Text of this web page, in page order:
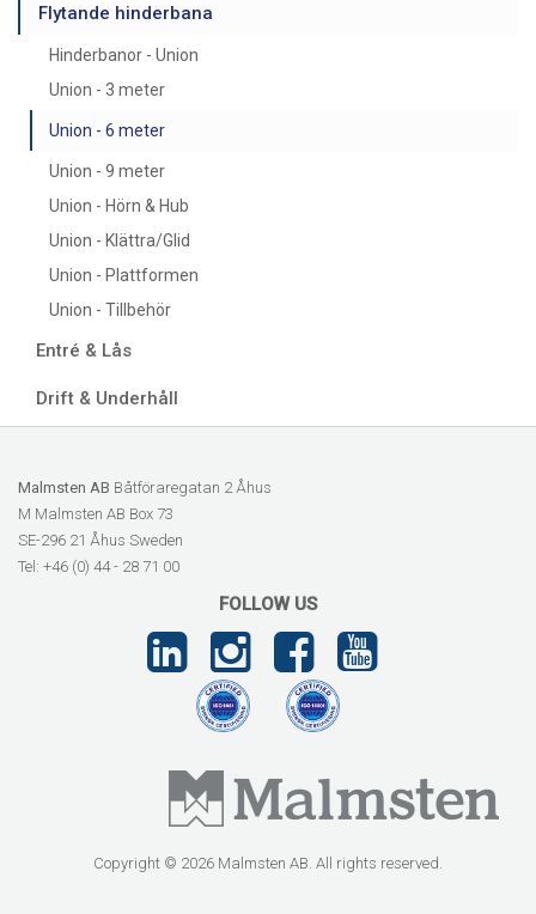
Flytande hinderbana
Hinderbanor - Union
Union - 3 meter
Union - 6 meter
Union - 9 meter
Union - Hörn & Hub
Union - Klättra/Glid
Union - Plattformen
Union - Tillbehör
Entré & Lås
Drift & Underhåll
Malmsten AB Båtföraregatan 2 Åhus
M Malmsten AB Box 73
SE-296 21 Åhus Sweden
Tel: +46 (0) 44 - 28 71 00
FOLLOW US
Copyright © 2026 Malmsten AB. All rights reserved.